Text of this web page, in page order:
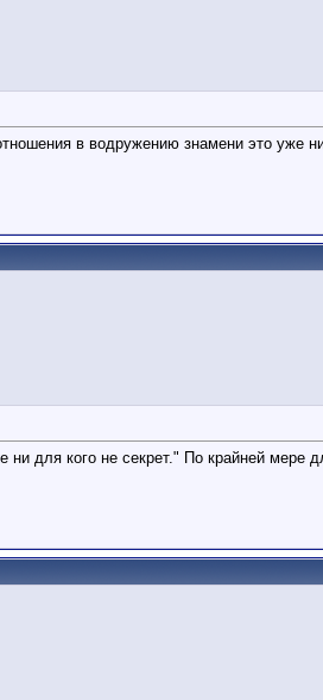
в водружению знамени это уже
для кого не секрет." По крайней мере